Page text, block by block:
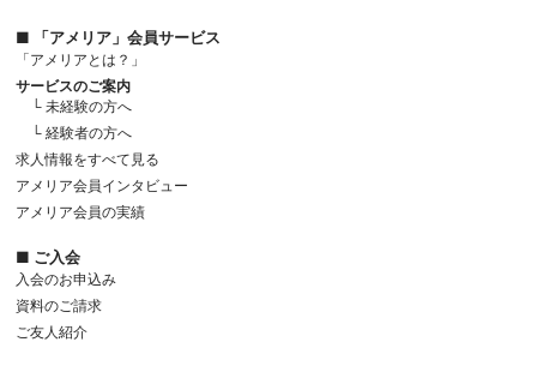
■ 「アメリア」会員サービス
「アメリアとは？」
サービスのご案内
└ 未経験の方へ
└ 経験者の方へ
求人情報をすべて見る
アメリア会員インタビュー
アメリア会員の実績
■ ご入会
入会のお申込み
資料のご請求
ご友人紹介